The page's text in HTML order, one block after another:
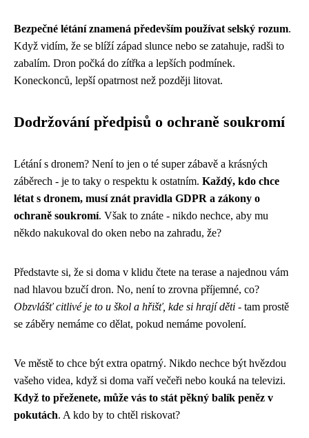
Bezpečné létání znamená především používat selský rozum.
Když vidím, že se blíží západ slunce nebo se zatahuje, radši to
zabalím. Dron počká do zítřka a lepších podmínek.
Koneckonců, lepší opatrnost než později litovat.
Dodržování předpisů o ochraně soukromí
Létání s dronem? Není to jen o té super zábavě a krásných
záběrech - je to taky o respektu k ostatním. Každý, kdo chce
létat s dronem, musí znát pravidla GDPR a zákony o
ochraně soukromí. Však to znáte - nikdo nechce, aby mu
někdo nakukoval do oken nebo na zahradu, že?
Představte si, že si doma v klidu čtete na terase a najednou vám
nad hlavou bzučí dron. No, není to zrovna příjemné, co?
Obzvlášť citlivé je to u škol a hřišť, kde si hrají děti - tam prostě
se záběry nemáme co dělat, pokud nemáme povolení.
Ve městě to chce být extra opatrný. Nikdo nechce být hvězdou
vašeho videa, když si doma vaří večeři nebo kouká na televizi.
Když to přeženete, může vás to stát pěkný balík peněz v
pokutách. A kdo by to chtěl riskovat?